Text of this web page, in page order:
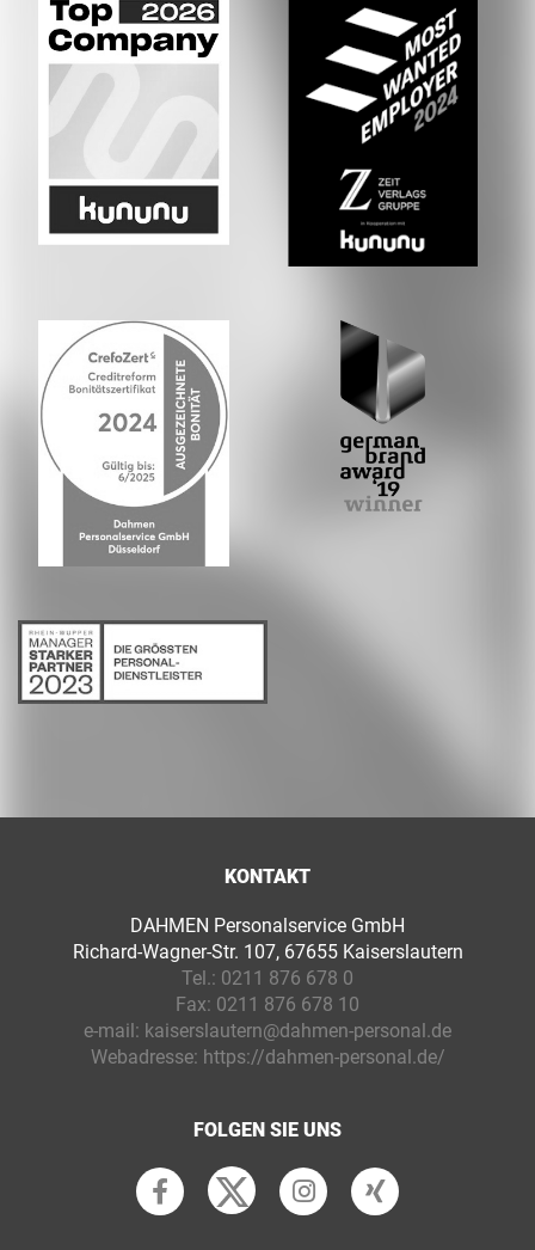
KONTAKT
DAHMEN Personalservice GmbH
Richard-Wagner-Str. 107, 67655 Kaiserslautern
Tel.: 0211 876 678 0
Fax: 0211 876 678 10
e-mail: kaiserslautern@dahmen-personal.de
Webadresse: https://dahmen-personal.de/
FOLGEN SIE UNS